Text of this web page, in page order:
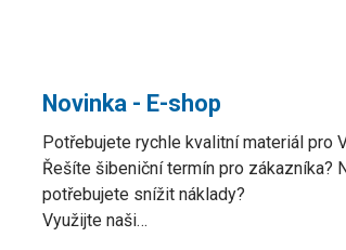
Novinka - E-shop
Potřebujete rychle kvalitní materiál pro
Řešíte šibeniční termín pro zákazníka?
potřebujete snížit náklady?
Využijte naši…